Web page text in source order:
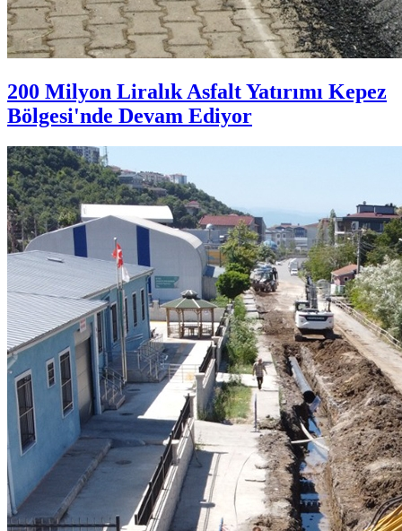
200 Milyon Liralık Asfalt Yatırımı Kepez
Bölgesi'nde Devam Ediyor